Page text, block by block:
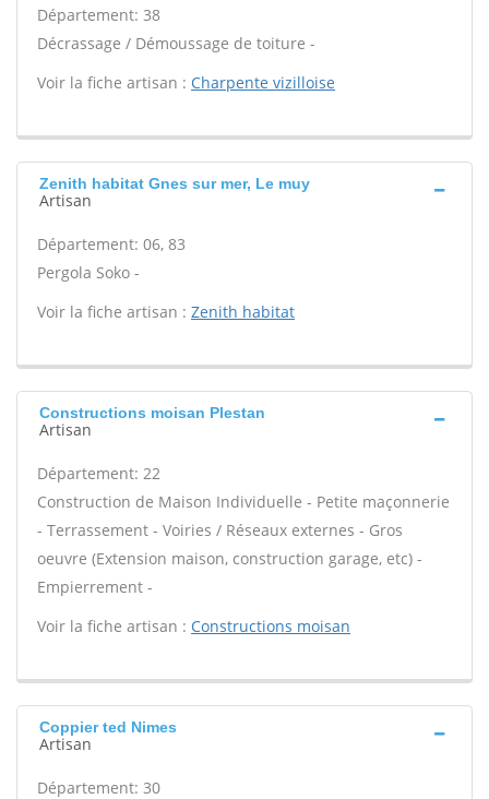
Département: 38
Décrassage / Démoussage de toiture -
Voir la fiche artisan : Charpente vizilloise
Zenith habitat Gnes sur mer, Le muy
Artisan
Département: 06, 83
Pergola Soko -
Voir la fiche artisan : Zenith habitat
Constructions moisan Plestan
Artisan
Département: 22
Construction de Maison Individuelle - Petite maçonnerie
- Terrassement - Voiries / Réseaux externes - Gros
oeuvre (Extension maison, construction garage, etc) -
Empierrement -
Voir la fiche artisan : Constructions moisan
Coppier ted Nimes
Artisan
Département: 30